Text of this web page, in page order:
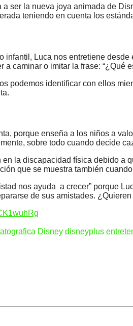
ser la nueva joya animada de
teniendo en cuenta los
infantil, Luca nos entretiene
a caminar o imitar la frase: “¿Qué
podemos identificar con ellos
porque enseña a los niños a
sobre todo cuando decide
la discapacidad física debido
que se muestra también
nos ayuda a crecer” porque
de sus amistades.
Disney disneyplus